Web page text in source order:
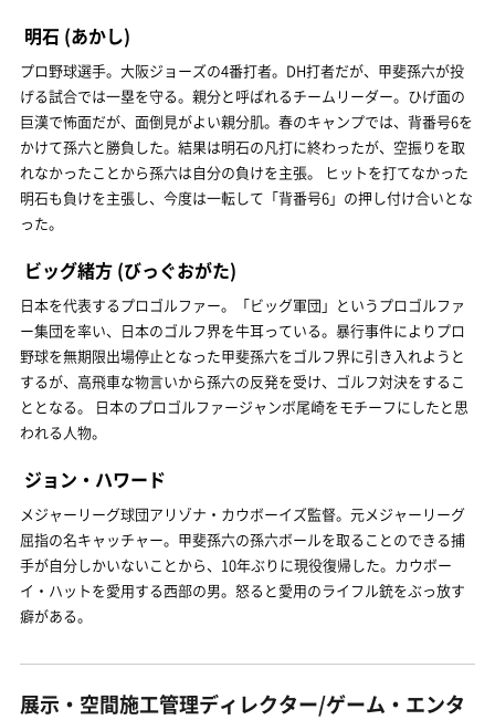
明石 (あかし)
プロ野球選手。大阪ジョーズの4番打者。DH打者だが、甲斐孫六が投
げる試合では一塁を守る。親分と呼ばれるチームリーダー。ひげ面の
巨漢で怖面だが、面倒見がよい親分肌。春のキャンプでは、背番号6を
かけて孫六と勝負した。結果は明石の凡打に終わったが、空振りを取
れなかったことから孫六は自分の負けを主張。 ヒットを打てなかった
明石も負けを主張し、今度は一転して「背番号6」の押し付け合いとな
った。
ビッグ緒方 (びっぐおがた)
日本を代表するプロゴルファー。「ビッグ軍団」というプロゴルファ
ー集団を率い、日本のゴルフ界を牛耳っている。暴行事件によりプロ
野球を無期限出場停止となった甲斐孫六をゴルフ界に引き入れようと
するが、高飛車な物言いから孫六の反発を受け、ゴルフ対決をするこ
ととなる。 日本のプロゴルファージャンボ尾崎をモチーフにしたと思
われる人物。
ジョン・ハワード
メジャーリーグ球団アリゾナ・カウボーイズ監督。元メジャーリーグ
屈指の名キャッチャー。甲斐孫六の孫六ボールを取ることのできる捕
手が自分しかいないことから、10年ぶりに現役復帰した。カウボー
イ・ハットを愛用する西部の男。怒ると愛用のライフル銃をぶっ放す
癖がある。
展示・空間施工管理ディレクター/ゲーム・エンタ